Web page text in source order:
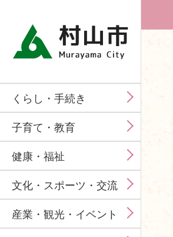
くらし・手続き
子育て・教育
健康・福祉
文化・スポーツ・交流
産業・観光・イベント